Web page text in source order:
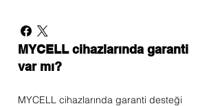
MYCELL cihazlarında garanti
var mı?
MYCELL cihazlarında garanti desteği